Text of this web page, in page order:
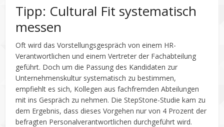
Tipp: Cultural Fit systematisch
messen
Oft wird das Vorstellungsgespräch von einem HR-
Verantwortlichen und einem Vertreter der Fachabteilung
geführt. Doch um die Passung des Kandidaten zur
Unternehmenskultur systematisch zu bestimmen,
empfiehlt es sich, Kollegen aus fachfremden Abteilungen
mit ins Gespräch zu nehmen. Die StepStone-Studie kam zu
dem Ergebnis, dass dieses Vorgehen nur von 4 Prozent der
befragten Personalverantwortlichen durchgeführt wird.